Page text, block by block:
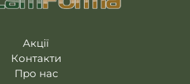
Акції
Контакти
Про нас